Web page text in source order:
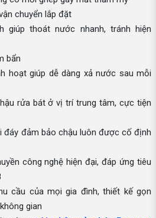
chuyển lắp đặt
giúp thoát nước nhanh, tránh hiện
bẩn
hoạt giúp dễ dàng xả nước sau mỗi
rửa bát ở vị trí trung tâm, cực tiện
đáy đảm bảo chậu luôn được cố định
công nghệ hiện đại, đáp ứng tiêu
cầu của mọi gia đình, thiết kế gọn
gian